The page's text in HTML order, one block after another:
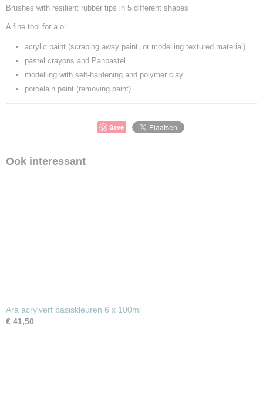
Brushes with resilient rubber tips in 5 different shapes
A fine tool for a.o:
acrylic paint (scraping away paint, or modelling textured material)
pastel crayons and Panpastel
modelling with self-hardening and polymer clay
porcelain paint (removing paint)
Save
Ook interessant
Ara acrylverf basiskleuren 6 x 100ml
€ 41,50